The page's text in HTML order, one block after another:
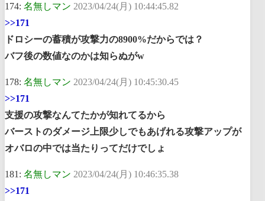
174: 名無しマン 2023/04/24(月) 10:44:45.82
>>171
ドロシーの蓄積が攻撃力の8900%だからでは？
バフ後の数値なのかは知らぬがw
178: 名無しマン 2023/04/24(月) 10:45:30.45
>>171
支援の攻撃なんてたかが知れてるから
バーストのダメージ上限少しでもあげれる攻撃アップが
オバロの中では当たりってだけでしょ
181: 名無しマン 2023/04/24(月) 10:46:35.38
>>171